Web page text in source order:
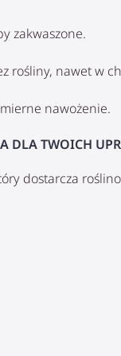
zakwaszone.
rośliny, nawet w
nawożenie.
DLA TWOICH
dostarcza